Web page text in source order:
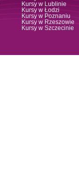
Kursy w Lublinie
Kursy w Łodzi
Kursy w Poznaniu
Kursy w Rzeszowie
Kursy w Szczecinie